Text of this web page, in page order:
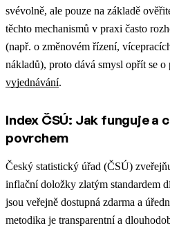
svévolně, ale pouze na základě
těchto mechanismů v praxi často
(např. o změnovém řízení,
nákladů), proto dává smysl opřít se o
vyjednávání.
Index ČSÚ: Jak funguje a
povrchem
Český statistický úřad (ČSÚ)
inflační doložky zlatým standardem
jsou veřejně dostupná zdarma a
metodika je transparentní a